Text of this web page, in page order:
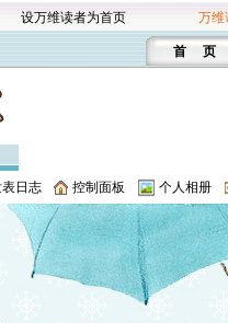
设万维读者为首页 万维
首 页
日志 控制面板 个人相册